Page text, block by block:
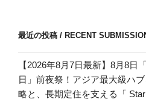
最近の投稿 / RECENT
【2026年8月7日最新】8月8日
日」前夜祭！アジア最大級ハ
略と、長期定住を支える「